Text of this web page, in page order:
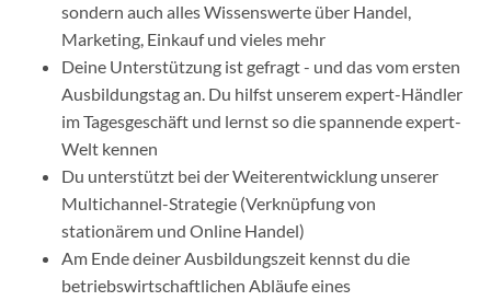
sondern auch alles Wissenswerte über Handel,
Marketing, Einkauf und vieles mehr
Deine Unterstützung ist gefragt - und das vom ersten
Ausbildungstag an. Du hilfst unserem expert-Händler
im Tagesgeschäft und lernst so die spannende expert-
Welt kennen
Du unterstützt bei der Weiterentwicklung unserer
Multichannel-Strategie (Verknüpfung von
stationärem und Online Handel)
Am Ende deiner Ausbildungszeit kennst du die
betriebswirtschaftlichen Abläufe eines